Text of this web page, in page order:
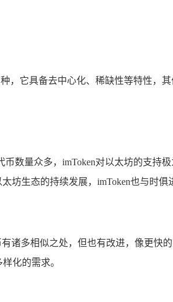
，它具备去中心化、稀缺性等特性，
数量众多，imToken对以太坊的支持
坊生态的持续发展，imToken也与时俱
诸多相似之处，但也有改进，像更快
化的需求。